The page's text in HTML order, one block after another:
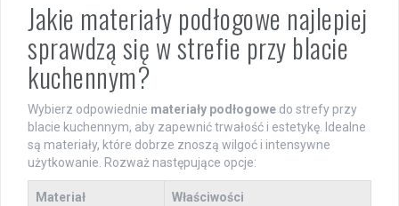
Jakie materiały podłogowe najlepiej
sprawdzą się w strefie przy blacie
kuchennym?
Wybierz odpowiednie materiały podłogowe do strefy przy
blacie kuchennym, aby zapewnić trwałość i estetykę. Idealne
są materiały, które dobrze znoszą wilgoć i intensywne
użytkowanie. Rozważ następujące opcje:
Materiał Właściwości